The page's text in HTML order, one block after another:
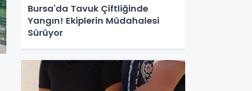
Bursa'da Tavuk Çiftliğinde
Yangın! Ekiplerin Müdahalesi
Sürüyor